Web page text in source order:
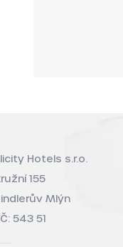
Hotels s.r.o.
155
Mlýn
543 51